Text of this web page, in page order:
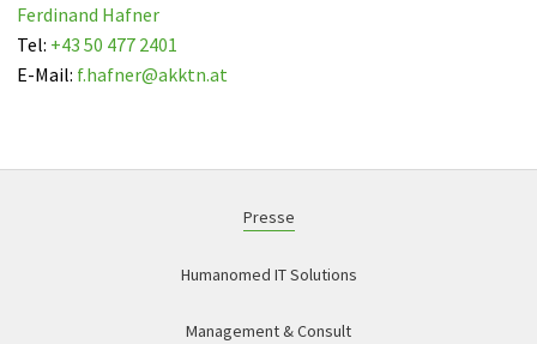
Ferdinand Hafner
Tel: +43 50 477 2401
E-Mail: f.hafner@akktn.at
Presse
Humanomed IT Solutions
Management & Consult